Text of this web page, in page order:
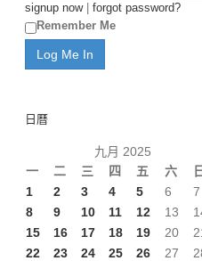
signup now| forgot password?
Remember Me
日曆
九月 2025
一
二 三 四 五 六 日
1 2 3 4 5 6
7
8
9 10 11 12 13
15
16 17 18 19 20
22
23 24 25 26 27